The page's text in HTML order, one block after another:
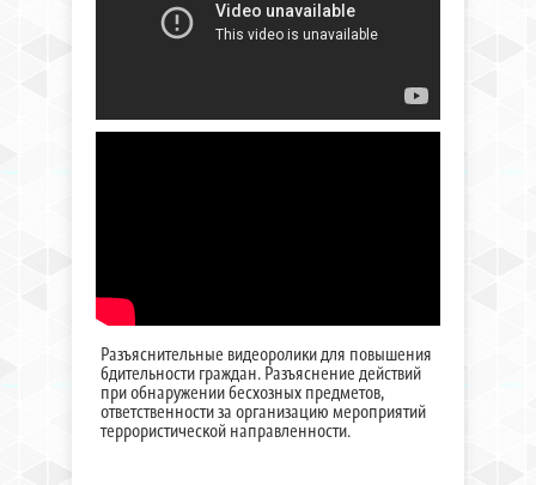
Разъяснительные видеоролики для повышения
бдительности граждан. Разъяснение действий
при обнаружении бесхозных предметов,
ответственности за организацию мероприятий
террористической направленности.